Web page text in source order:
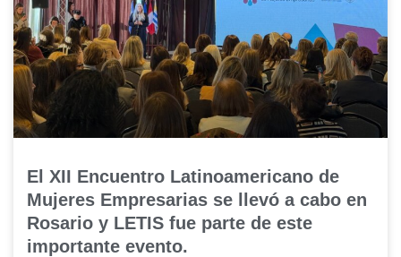
El XII Encuentro Latinoamericano de
Mujeres Empresarias se llevó a cabo en
Rosario y LETIS fue parte de este
importante evento.